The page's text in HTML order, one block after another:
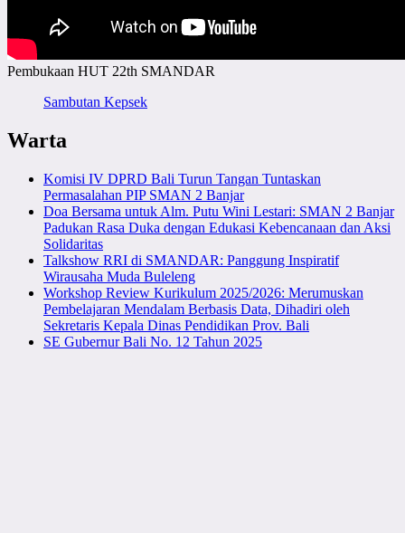
Pembukaan HUT 22th SMANDAR
Sambutan Kepsek
Warta
Komisi IV DPRD Bali Turun Tangan Tuntaskan
Permasalahan PIP SMAN 2 Banjar
Doa Bersama untuk Alm. Putu Wini Lestari: SMAN 2 Banjar
Padukan Rasa Duka dengan Edukasi Kebencanaan dan Aksi
Solidaritas
Talkshow RRI di SMANDAR: Panggung Inspiratif
Wirausaha Muda Buleleng
Workshop Review Kurikulum 2025/2026: Merumuskan
Pembelajaran Mendalam Berbasis Data, Dihadiri oleh
Sekretaris Kepala Dinas Pendidikan Prov. Bali
SE Gubernur Bali No. 12 Tahun 2025